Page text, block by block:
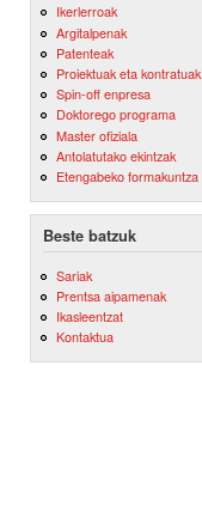
Ikerlerroak
Argitalpenak
Patenteak
Proiektuak eta kontratuak
Spin-off enpresa
Doktorego programa
Master ofiziala
Antolatutako ekintzak
Etengabeko formakuntza
Beste batzuk
Sariak
Prentsa aipamenak
Ikasleentzat
Kontaktua